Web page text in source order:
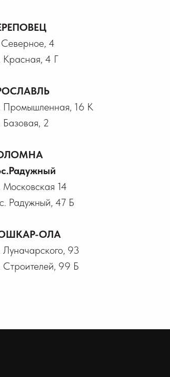
4
Красная, 4 Г
Промышленная, 16 К
Базовая, 2
Московская 14
Радужный, 47 Б
ОЛА
Луначарского, 93
Строителей, 99 Б